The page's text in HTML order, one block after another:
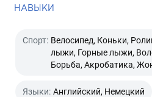
НАВЫКИ
Спорт: Велосипед, Коньки,
лыжи, Горные лыжи,
Борьба, Акробатика,
Языки: Английский, Немецкий